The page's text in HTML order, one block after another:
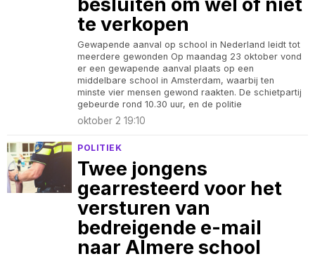
te verkopen
Gewapende aanval op school in Nederland leidt tot
meerdere gewonden Op maandag 23 oktober vond
er een gewapende aanval plaats op een
middelbare school in Amsterdam, waarbij ten
minste vier mensen gewond raakten. De schietpartij
gebeurde rond 10.30 uur, en de politie
oktober 2 19:10
POLITIEK
Twee jongens
gearresteerd voor het
versturen van
bedreigende e-mail
naar Almere school